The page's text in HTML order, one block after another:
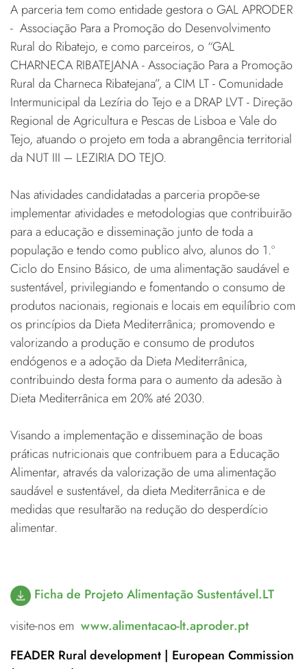
A parceria tem como entidade gestora o GAL APRODER
- Associação Para a Promoção do Desenvolvimento
Rural do Ribatejo, e como parceiros, o “GAL
CHARNECA RIBATEJANA - Associação Para a Promoção
Rural da Charneca Ribatejana”, a CIM LT - Comunidade
Intermunicipal da Lezíria do Tejo e a DRAP LVT - Direção
Regional de Agricultura e Pescas de Lisboa e Vale do
Tejo, atuando o projeto em toda a abrangência territorial
da NUT III – LEZIRIA DO TEJO.
Nas atividades candidatadas a parceria propõe-se
implementar atividades e metodologias que contribuirão
para a educação e disseminação junto de toda a
população e tendo como publico alvo, alunos do 1.º
Ciclo do Ensino Básico, de uma alimentação saudável e
sustentável, privilegiando e fomentando o consumo de
produtos nacionais, regionais e locais em equilíbrio com
os princípios da Dieta Mediterrânica; promovendo e
valorizando a produção e consumo de produtos
endógenos e a adoção da Dieta Mediterrânica,
contribuindo desta forma para o aumento da adesão à
Dieta Mediterrânica em 20% até 2030.
Visando a implementação e disseminação de boas
práticas nutricionais que contribuem para a Educação
Alimentar, através da valorização de uma alimentação
saudável e sustentável, da dieta Mediterrânica e de
medidas que resultarão na redução do desperdício
alimentar.
Ficha de Projeto Alimentação Sustentável.LT
visite-nos em www.alimentacao-lt.aproder.pt
FEADER Rural development | European Commission